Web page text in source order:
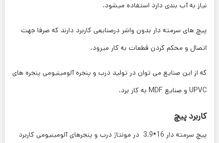
نیاز به آب بندی دارد استفاده میشود.
پیچ های سرمته دار بدون واشر درصنایعی کاربرد دارند که صرفا جهت
اتصال و محکم کردن قطعات به کار میرود.
که از این صنایع می توان در تولید درب و پنجره آلومینیومی پنجره های
UPVC و صنایع MDF به کار برد.
کاربرد پیچ
پیچ سرمته دار 16*3.9 در مونتاژ درب و پنجرهای آلومینیومی کاربرد